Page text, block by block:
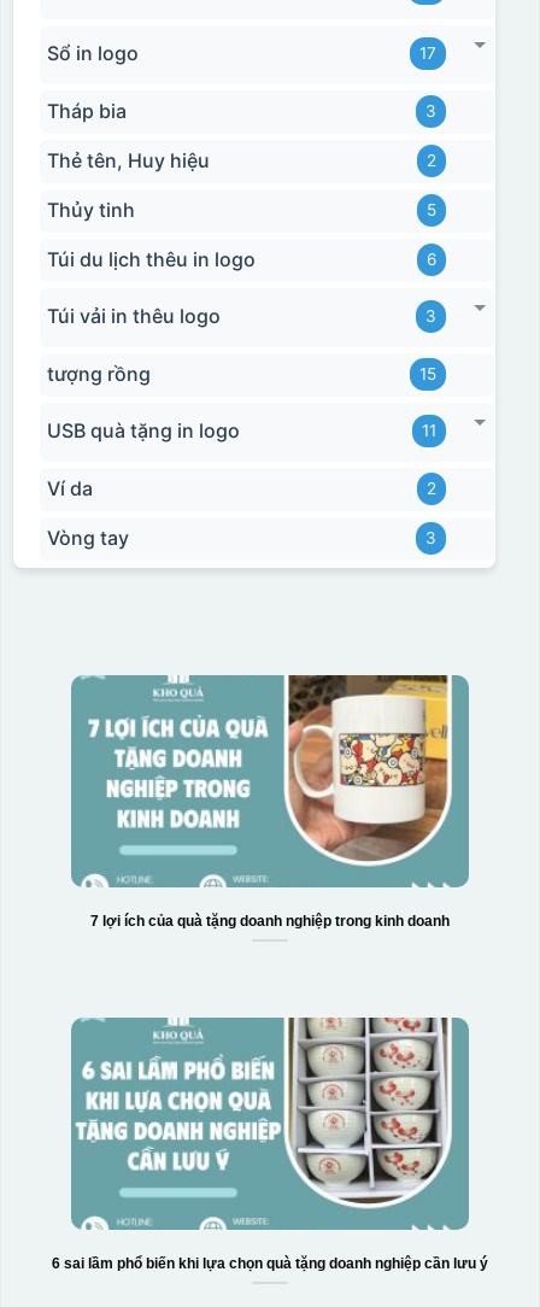
Sổ in logo 17
Tháp bia 3
Thẻ tên, Huy hiệu 2
Thủy tinh 5
Túi du lịch thêu in logo 6
Túi vải in thêu logo 3
tượng rồng 15
USB quà tặng in logo 11
Ví da 2
Vòng tay 3
7 lợi ích của quà tặng doanh nghiệp trong kinh doanh
6 sai lầm phổ biến khi lựa chọn quà tặng doanh nghiệp cần lưu ý